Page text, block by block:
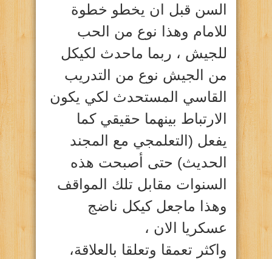
السن قبل ان يخطو خطوة
للامام وهذا نوع من الحب
للجيش ، ربما ماحدث لكيكل
من الجيش نوع من التدريب
القاسي المستحدث لكي يكون
الارتباط بينهما حقيقي كما
يفعل (التعلمجي مع المجند
الحديث) حتى أصبحت هذه
السنوات مقابل تلك المواقف
وهذا ماجعل كيكل ناضج
عسكريا الان ،
واكثر تعمقا وتعلقا بالعلاقة،